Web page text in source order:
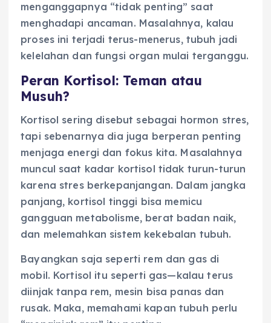
menganggapnya “tidak penting” saat
menghadapi ancaman. Masalahnya, kalau
proses ini terjadi terus-menerus, tubuh jadi
kelelahan dan fungsi organ mulai terganggu.
Peran Kortisol: Teman atau
Musuh?
Kortisol sering disebut sebagai hormon stres,
tapi sebenarnya dia juga berperan penting
menjaga energi dan fokus kita. Masalahnya
muncul saat kadar kortisol tidak turun-turun
karena stres berkepanjangan. Dalam jangka
panjang, kortisol tinggi bisa memicu
gangguan metabolisme, berat badan naik,
dan melemahkan sistem kekebalan tubuh.
Bayangkan saja seperti rem dan gas di
mobil. Kortisol itu seperti gas—kalau terus
diinjak tanpa rem, mesin bisa panas dan
rusak. Maka, memahami kapan tubuh perlu